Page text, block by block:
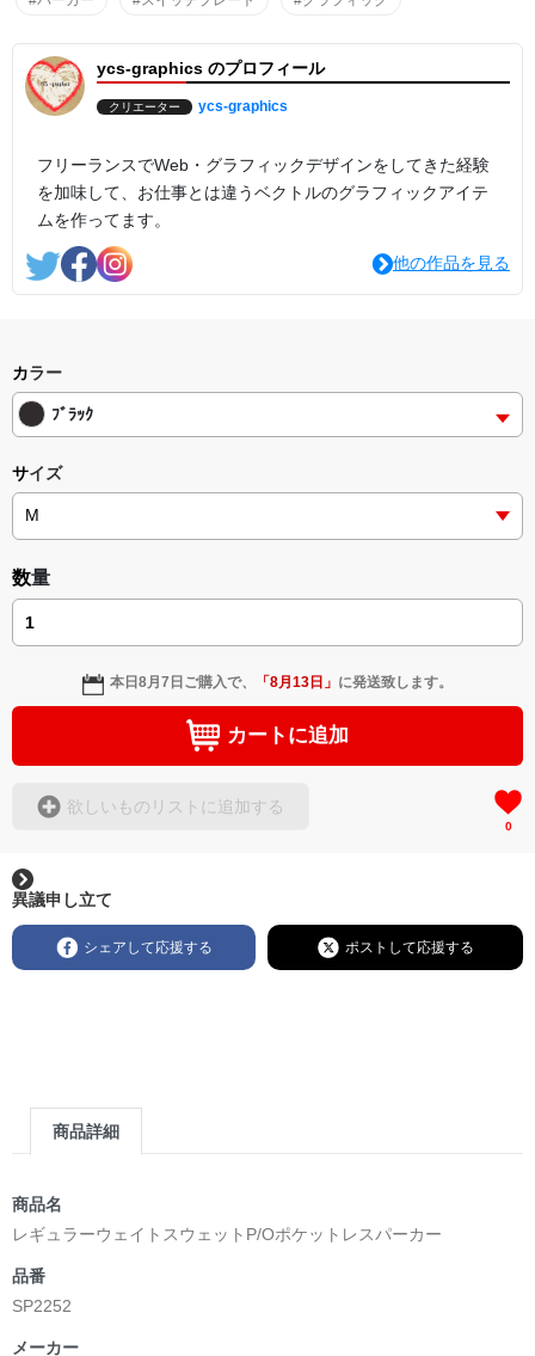
ycs-graphics のプロフィール
クリエーター ycs-graphics
フリーランスでWeb・グラフィックデザインをしてきた経験
を加味して、お仕事とは違うベクトルのグラフィックアイテ
ムを作ってます。
他の作品を見る
カラー
ﾌﾞﾗｯｸ
サイズ
数量
本日8月7日 ご購入で、 「8月13日 」 に発送致します。
カートに追加
欲しいものリストに追加する
0
異議申し立て
シェアして応援する ポストして応援する
商品詳細
商品名
レギュラーウェイトスウェットP/Oポケットレスパーカー
品番
SP2252
メーカー